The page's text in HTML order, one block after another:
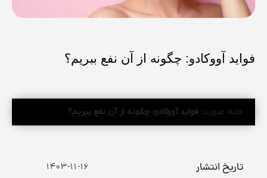
فواید آووکادو: چگونه از آن نفع ببریم؟
خانه صورت فواید آووکادو: چگونه از آن نفع ببریم؟
تاریخ انتشار ۱۴۰۳-۱۱-۱۶